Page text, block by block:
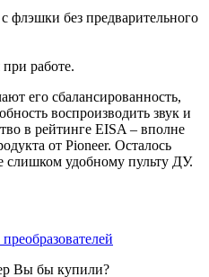
флэшки без предварительного
работе.
его сбалансированность,
воспроизводить звук и
в рейтинге EISA – вполне
от Pioneer. Осталось
слишком удобному пульту ДУ.
Вы бы купили?